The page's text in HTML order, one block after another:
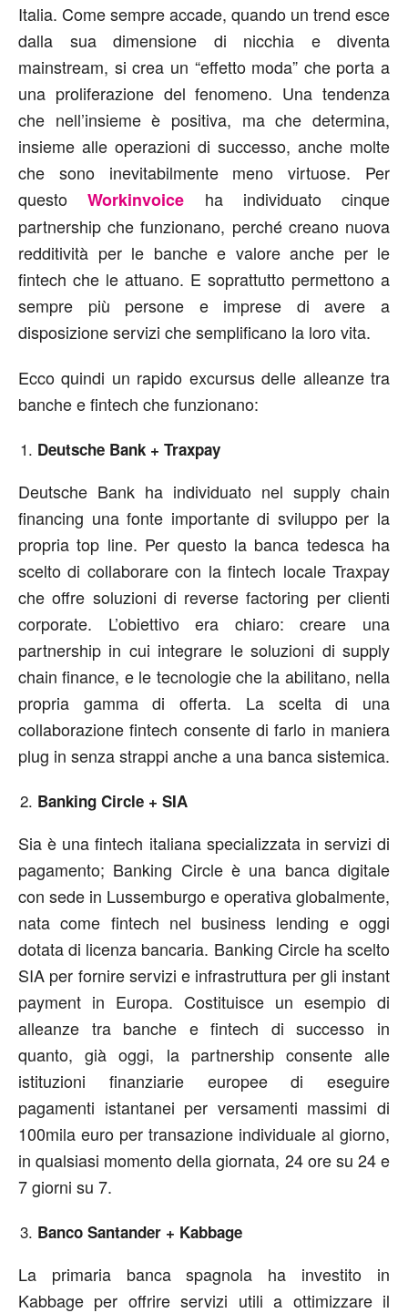
Italia. Come sempre accade, quando un trend esce
dalla sua dimensione di nicchia e diventa
mainstream, si crea un “effetto moda” che porta a
una proliferazione del fenomeno. Una tendenza
che nell’insieme è positiva, ma che determina,
insieme alle operazioni di successo, anche molte
che sono inevitabilmente meno virtuose. Per
questoWorkinvoice
ha individuato cinque
partnership che funzionano, perché creano nuova
redditività per le banche e valore anche per le
fintech che le attuano. E soprattutto permettono a
sempre più persone e imprese di avere a
disposizione servizi che semplificano la loro vita.
Ecco quindi un rapido excursus delle alleanze tra
banche e fintech che funzionano:
Deutsche Bank + Traxpay
Deutsche Bank ha individuato nel supply chain
financing una fonte importante di sviluppo per la
propria top line. Per questo la banca tedesca ha
scelto di collaborare con la fintech locale Traxpay
che offre soluzioni di reverse factoring per clienti
corporate. L’obiettivo era chiaro: creare una
partnership in cui integrare le soluzioni di supply
chain finance, e le tecnologie che la abilitano, nella
propria gamma di offerta. La scelta di una
collaborazione fintech consente di farlo in maniera
plug in senza strappi anche a una banca sistemica.
Banking Circle + SIA
Sia è una fintech italiana specializzata in servizi di
pagamento; Banking Circle è una banca digitale
con sede in Lussemburgo e operativa globalmente,
nata come fintech nel business lending e oggi
dotata di licenza bancaria. Banking Circle ha scelto
SIA per fornire servizi e infrastruttura per gli instant
payment in Europa. Costituisce un esempio di
alleanze tra banche e fintech di successo in
quanto, già oggi, la partnership consente alle
istituzioni finanziarie europee di eseguire
pagamenti istantanei per versamenti massimi di
100mila euro per transazione individuale al giorno,
in qualsiasi momento della giornata, 24 ore su 24 e
7 giorni su 7.
Banco Santander + Kabbage
La primaria banca spagnola ha investito in
Kabbage per offrire servizi utili a ottimizzare il